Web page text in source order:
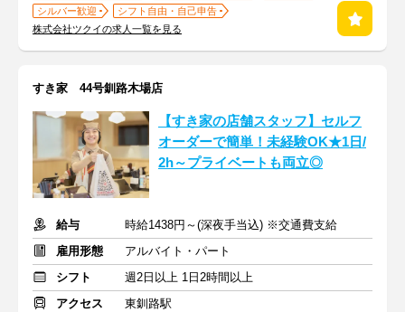
シルバー歓迎
シフト自由・自己申告
株式会社ツクイの求人一覧を見る
すき家 44号釧路木場店
【すき家の店舗スタッフ】セルフ
オーダーで簡単！未経験OK★1日/
2h～プライベートも両立◎
給与
時給1438円～(深夜手当込) ※交通費支給
雇用形態
アルバイト・パート
シフト
週2日以上 1日2時間以上
アクセス
東釧路駅